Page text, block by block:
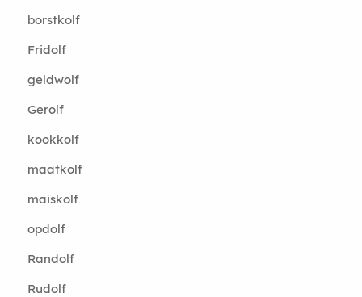
borstkolf
Fridolf
geldwolf
Gerolf
kookkolf
maatkolf
maiskolf
opdolf
Randolf
Rudolf